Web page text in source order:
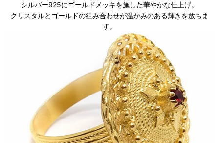
シルバー925にゴールドメッキを施した華やかな仕上げ。
クリスタルとゴールドの組み合わせが温かみのある輝きを放ちま
す。